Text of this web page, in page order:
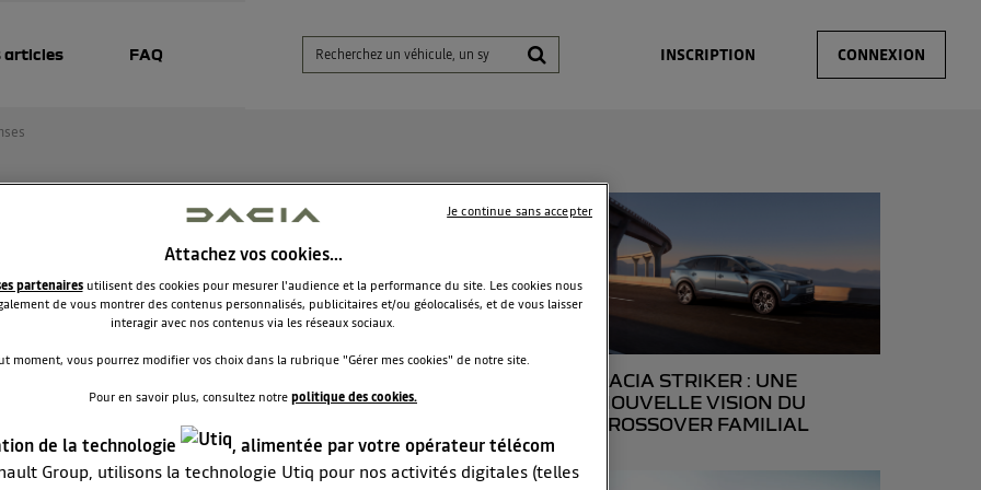
articles FAQ INSCRIPTION CONNEXION
Toscane
Le19 février 2025à20:25
a eu un problème de batterie j'ai réussie à régler le
ou le trouver s'il vous plaît ?
0
DACIA STRIKER : UNE
NOUVELLE VISION DU
CROSSOVER FAMILIAL
Attachez vos cookies…
partenairesutilisent des cookies pour mesurer l'audience et la performance du site. Les cookies nous
de vous montrer des contenus personnalisés, publicitaires et/ou géolocalisés, et de vous laisser
interagir avec nos contenus via les réseaux sociaux.
moment, vous pourrez modifier vos choix dans la rubrique "Gérer mes cookies" de notre site.
Pour en savoir plus, consultez notrepolitique des cookies.
de la technologie
, alimentée par votre opérateur télécom
Group, utilisons la technologie Utiq pour nos activités digitales (telles
Je continue sans accepter